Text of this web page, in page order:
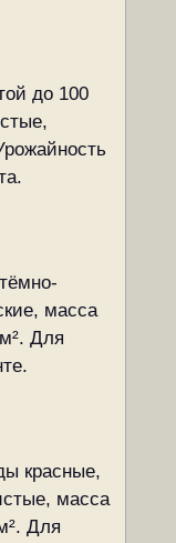
до 100
масса
Для
красные,
масса
Для